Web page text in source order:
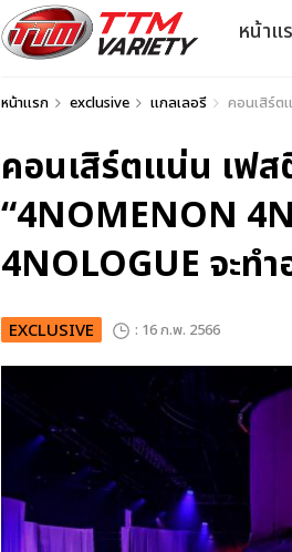
หน้าแ
หน้าแรก exclusive แกลเลอรี คอนเสิร์ต
คอนเสิร์ตแน่น เฟ
“4NOMENON
4NOLOGUE จะทำ
EXCLUSIVE : 16 ก.พ. 2566